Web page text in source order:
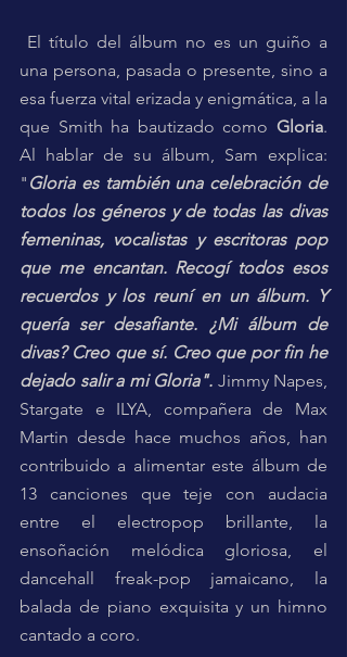
una persona, pasada o presente, sino a
esa fuerza vital erizada y enigmática, a la
que Smith ha bautizado como Gloria.
Al hablar de su álbum, Sam explica:
" Gloria es también una celebración de
todos los géneros y de todas las divas
femeninas, vocalistas y escritoras pop
que me encantan. Recogí todos esos
recuerdos y los reuní en un álbum. Y
quería ser desafiante. ¿Mi álbum de
divas? Creo que sí. Creo que por fin he
dejado salir a mi Gloria". Jimmy Napes,
Stargate e ILYA, compañera de Max
Martin desde hace muchos años, han
contribuido a alimentar este álbum de
13 canciones que teje con audacia
entre el electropop brillante, la
ensoñación melódica gloriosa, el
dancehall freak-pop jamaicano, la
balada de piano exquisita y un himno
cantado a coro.